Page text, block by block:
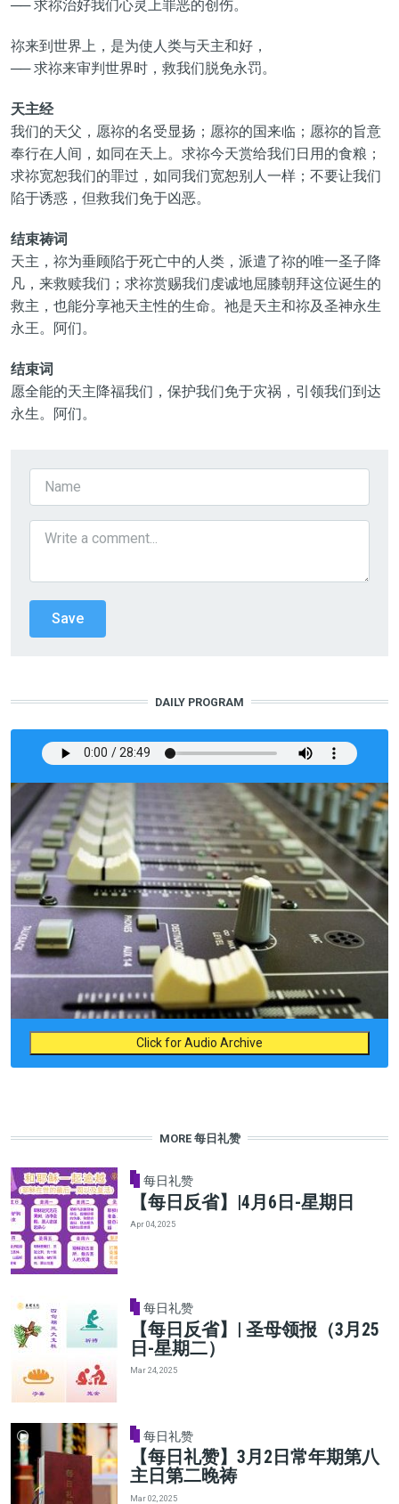
── 求祢治好我们心灵上罪恶的创伤。
祢来到世界上，是为使人类与天主和好，
── 求祢来审判世界时，救我们脱免永罚。
天主经
我们的天父，愿祢的名受显扬；愿祢的国来临；愿祢的旨意
奉行在人间，如同在天上。求祢今天赏给我们日用的食粮；
求祢宽恕我们的罪过，如同我们宽恕别人一样；不要让我们
陷于诱惑，但救我们免于凶恶。
结束祷词
天主，祢为垂顾陷于死亡中的人类，派遣了祢的唯一圣子降
凡，来救赎我们；求祢赏赐我们虔诚地屈膝朝拜这位诞生的
救主，也能分享祂天主性的生命。祂是天主和祢及圣神永生
永王。阿们。
结束词
愿全能的天主降福我们，保护我们免于灾祸，引领我们到达
永生。阿们。
DAILY PROGRAM
Click for Audio Archive
MORE 每日礼赞
每日礼赞
【每日反省】|4月6日-星期日
Apr 04, 2025
每日礼赞
【每日反省】| 圣母领报（3月25
日-星期二）
Mar 24, 2025
每日礼赞
【每日礼赞】3月2日常年期第八
主日第二晚祷
Mar 02, 2025